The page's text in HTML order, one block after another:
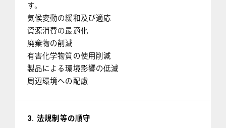
す。
気候変動の緩和及び適応
資源消費の最適化
廃棄物の削減
有害化学物質の使用削減
製品による環境影響の低減
周辺環境への配慮
3. 法規制等の順守